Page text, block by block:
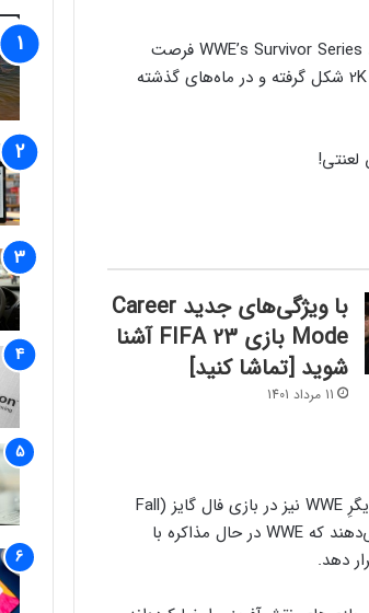
هنوز تاریخ انتشار این اسکین‌ها نیز مشخص نیست، اما چند هفته دیگر و رویداد WWE’s Survivor Series فرصت
مناسبی برای رونمایی از آن‌ها است. به نظر می‌رسد تغییراتی در قرارداد WWE با 2K شکل گرفته و در ماه‌های گذشته
لعنتی!
با ویژگی‌های جدید Career
Mode بازی FIFA 23 آشنا
شوید [تماشا کنید]
11 مرداد 1401
طی ماه‌های گذشته اسکین جان سینا در فورتنایت (Fortnite) و چند شخصیت‌ دیگرِ WWE نیز در بازی فال گایز (Fall
Guys: Ultimate Knockout) در دسترس قرار گرفتند. منابع مختلف از این خبر می‌دهند که WWE در حال مذاکره با
دهد.